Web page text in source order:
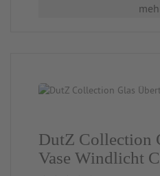
DutZ Collection
Vase Windlicht